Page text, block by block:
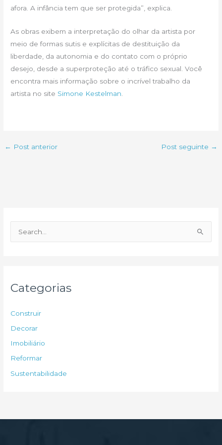
afora. A infância tem que ser protegida”, explica.
As obras exibem a interpretação do olhar da artista por
meio de formas sutis e explícitas de destituição da
liberdade, da autonomia e do contato com o próprio
desejo, desde a superproteção até o tráfico sexual. Você
encontra mais informação sobre o incrível trabalho da
artista no site Simone Kestelman
← Post anterior Post seguinte →
e
p
o
r
Categorias
Construir
Decorar
Imobiliário
Reformar
Sustentabilidade